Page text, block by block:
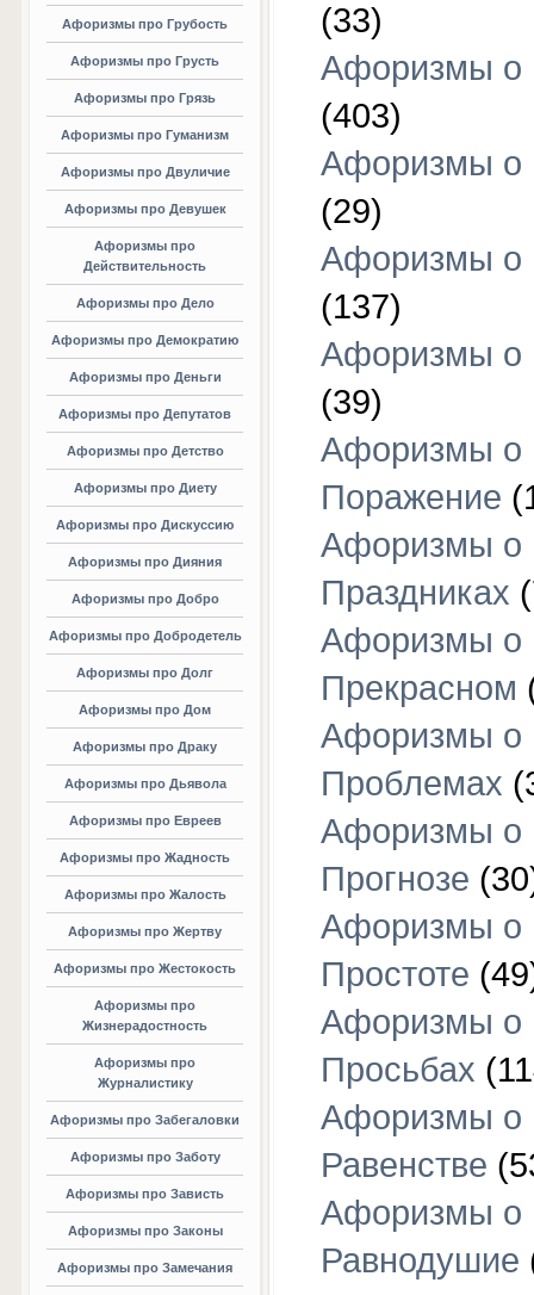
Афоризмы про Грубость
Афоризмы про Грусть
Афоризмы про Грязь
Афоризмы про Гуманизм
Афоризмы про Двуличие
Афоризмы про Девушек
Афоризмы про
Действительность
Афоризмы про Дело
Афоризмы про Демократию
Афоризмы про Деньги
Афоризмы про Депутатов
Афоризмы про Детство
Афоризмы про Диету
Афоризмы про Дискуссию
Афоризмы про Дияния
Афоризмы про Добро
Афоризмы про Добродетель
Афоризмы про Долг
Афоризмы про Дом
Афоризмы про Драку
Афоризмы про Дьявола
Афоризмы про Евреев
Афоризмы про Жадность
Афоризмы про Жалость
Афоризмы про Жертву
Афоризмы про Жестокость
Афоризмы про
Жизнерадостность
Афоризмы про
Журналистику
Афоризмы про Забегаловки
Афоризмы про Заботу
Афоризмы про Зависть
Афоризмы про Законы
Афоризмы про Замечания
(33)
Афоризмы
(403)
Афоризмы о
(29)
Афоризмы о
(137)
Афоризмы о
(39)
Афоризмы о
Поражение
Афоризмы о
Праздниках
Афоризмы о
Прекрасном
Афоризмы о
Проблемах
Афоризмы о
Прогнозе
Афоризмы о
Простоте
Афоризмы о
Просьбах
Афоризмы о
Равенстве
Афоризмы о
Равнодушие